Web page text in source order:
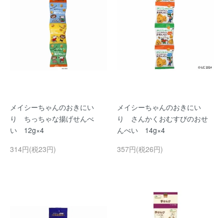
メイシーちゃんのおきにい
り ちっちゃな揚げせんべ
い 12g×4
314円(税23円)
メイシーちゃんのおきにい
り さんかくおむすびのおせ
んべい 14g×4
357円(税26円)